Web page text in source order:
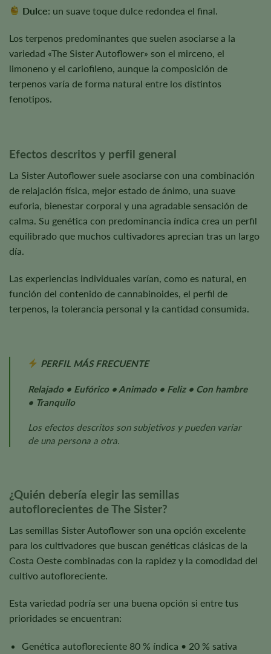
Dulce: un suave toque dulce redondea el final.
Los terpenos predominantes que suelen asociarse a la
variedad «The Sister Autoflower» son el mirceno, el
limoneno y el cariofileno, aunque la composición de
terpenos varía de forma natural entre los distintos
fenotipos.
Efectos descritos y perfil general
La Sister Autoflower suele asociarse con una combinación
de relajación física, mejor estado de ánimo, una suave
euforia, bienestar corporal y una agradable sensación de
calma. Su genética con predominancia índica crea un perfil
equilibrado que muchos cultivadores aprecian tras un largo
día.
Las experiencias individuales varían, como es natural, en
función del contenido de cannabinoides, el perfil de
terpenos, la tolerancia personal y la cantidad consumida.
PERFIL MÁS FRECUENTE
Relajado • Eufórico • Animado • Feliz • Con hambre
• Tranquilo
Los efectos descritos son subjetivos y pueden variar
de una persona a otra.
¿Quién debería elegir las semillas
autoflorecientes de The Sister?
Las semillas Sister Autoflower son una opción excelente
para los cultivadores que buscan genéticas clásicas de la
Costa Oeste combinadas con la rapidez y la comodidad del
cultivo autofloreciente.
Esta variedad podría ser una buena opción si entre tus
prioridades se encuentran:
Genética autofloreciente 80 % índica • 20 % sativa